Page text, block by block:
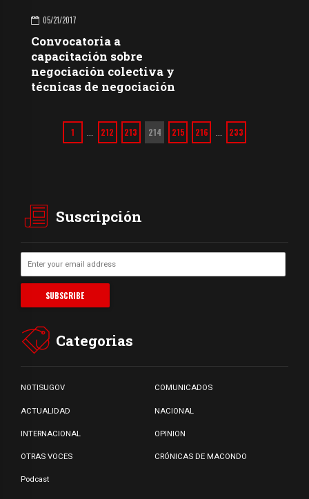
05/21/2017
Convocatoria a
capacitación sobre
negociación colectiva y
técnicas de negociación
1 212 213 214 215 216 233
Suscripción
Categorias
NOTISUGOV COMUNICADOS
ACTUALIDAD NACIONAL
INTERNACIONAL OPINION
OTRAS VOCES CRÓNICAS DE MACONDO
Podcast